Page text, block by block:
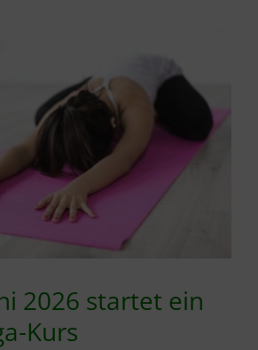
2026 startet ein
Kurs